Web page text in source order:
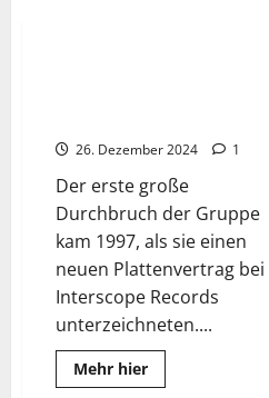
26. Dezember 2024 1
Der erste große
Durchbruch der Gruppe
kam 1997, als sie einen
neuen Plattenvertrag bei
Interscope Records
unterzeichneten....
Mehr hierRead
more